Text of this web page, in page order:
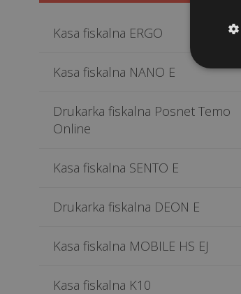
Kasa fiskalna ERGO
Kasa fiskalna NANO E
Drukarka fiskalna Posnet Temo
Online
Kasa fiskalna SENTO E
Drukarka fiskalna DEON E
Kasa fiskalna MOBILE HS EJ
Kasa fiskalna K10